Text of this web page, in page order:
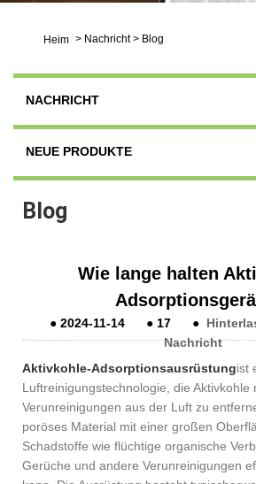
Heim > Nachricht > Blog
NACHRICHT
NEUE PRODUKTE
Blog
Wie lange halten
●2024-11-14 ● 17 ●
Nachricht
Aktivkohle-Adsorptionsausrüstungist
Luftreinigungstechnologie, die Aktivkohle
Verunreinigungen aus der Luft zu
poröses Material mit einer großen
Schadstoffe wie flüchtige organische
Gerüche und andere Verunreinigungen